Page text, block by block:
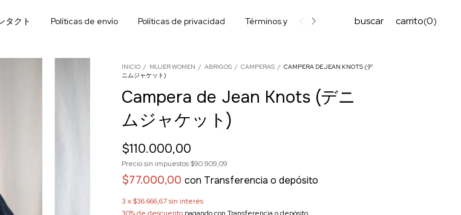
タクト Políticas de envío Políticas de privacidad Términos y condiciones buscar carrito(0)
INICIO / MUJER WOMEN / ABRIGOS / CAMPERAS / CAMPERA DE JEAN KNOTS (デ
ニムジャケット)
Campera de Jean Knots (デニ
ムジャケット)
$110.000,00
Precio sin impuestos$90.909,09
$77.000,00con Transferencia o depósito
3 x$36.666,67sin interés